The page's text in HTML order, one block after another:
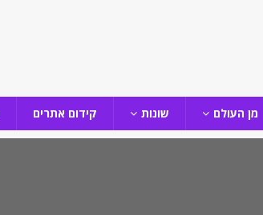
מן העולם שונות קידום אתרים